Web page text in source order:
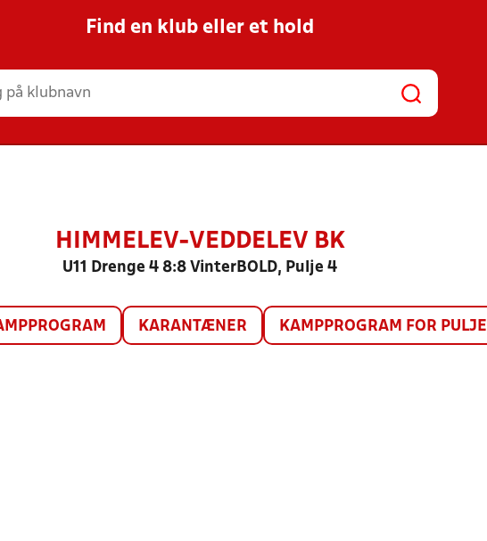
Find en klub eller et hold
HIMMELEV-VEDDELEV BK
U11 Drenge 4 8:8 VinterBOLD, Pulje 4
KARANTÆNER KAMPPROGRAM FOR PULJE